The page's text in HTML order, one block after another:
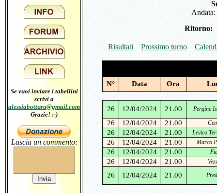
Se vuoi inviare i tabellini
scrivi a
alessiabottura@gmail.com
Grazie! :-)
Lascia un commento:
Ritorno:
Risultati Prossimo turno
N° Data Ora
26 12/04/2024 21.00 Pergine
26 12/04/2024 21.00
26 12/04/2024 21.00 Levico
26 12/04/2024 21.00 Marco
26 12/04/2024 21.00
26 12/04/2024 21.00
26 12/04/2024 21.00